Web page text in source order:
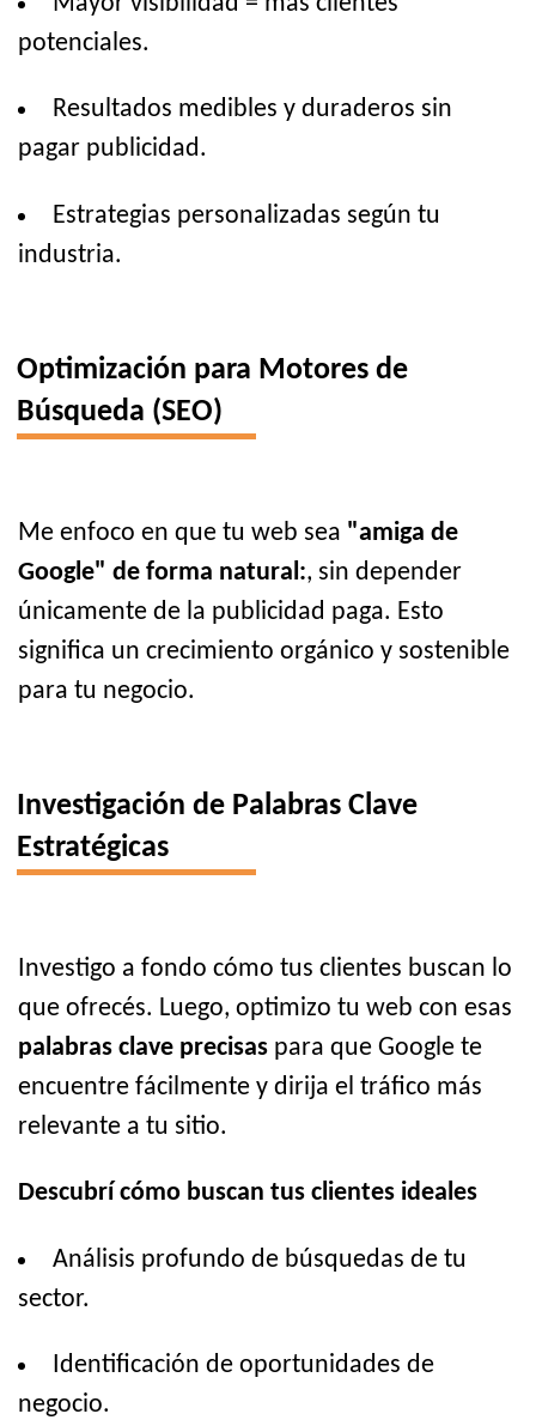
potenciales.
Resultados medibles y duraderos sin
pagar publicidad.
Estrategias personalizadas según tu
industria.
Optimización para Motores de
Búsqueda (SEO)
Me enfoco en que tu web sea "amiga de
Google" de forma natural:, sin depender
únicamente de la publicidad paga. Esto
significa un crecimiento orgánico y sostenible
para tu negocio.
Investigación de Palabras Clave
Estratégicas
Investigo a fondo cómo tus clientes buscan lo
que ofrecés. Luego, optimizo tu web con esas
palabras clave precisas para que Google te
encuentre fácilmente y dirija el tráfico más
relevante a tu sitio.
Descubrí cómo buscan tus clientes ideales
Análisis profundo de búsquedas de tu
sector.
Identificación de oportunidades de
negocio.